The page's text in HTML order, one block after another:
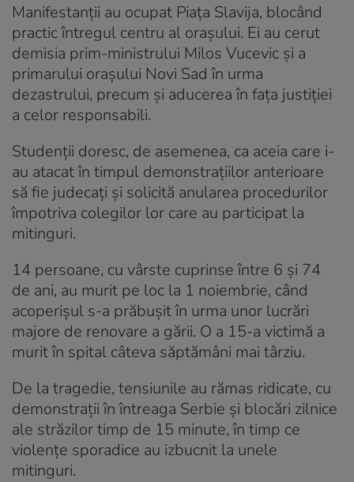
Manifestanții au ocupat Piața Slavija, blocând
practic întregul centru al orașului. Ei au cerut
demisia prim-ministrului Milos Vucevic și a
primarului orașului Novi Sad în urma
dezastrului, precum și aducerea în fața justiției
a celor responsabili.
Studenții doresc, de asemenea, ca aceia care i-
au atacat în timpul demonstrațiilor anterioare
să fie judecați și solicită anularea procedurilor
împotriva colegilor lor care au participat la
mitinguri.
14 persoane, cu vârste cuprinse între 6 și 74
de ani, au murit pe loc la 1 noiembrie, când
acoperișul s-a prăbușit în urma unor lucrări
majore de renovare a gării. O a 15-a victimă a
murit în spital câteva săptămâni mai târziu.
De la tragedie, tensiunile au rămas ridicate, cu
demonstrații în întreaga Serbie și blocări zilnice
ale străzilor timp de 15 minute, în timp ce
violențe sporadice au izbucnit la unele
mitinguri.